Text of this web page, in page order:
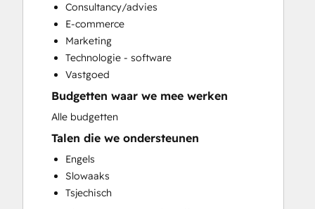
Sales and Marketing Alignment
Sales Enablement
Website Design
Website Development
Website Migration
Consultancy/advies
E-commerce
Marketing
Technologie - software
Vastgoed
Budgetten waar we mee werken
Alle budgetten
Talen die we ondersteunen
Engels
Slowaaks
Tsjechisch